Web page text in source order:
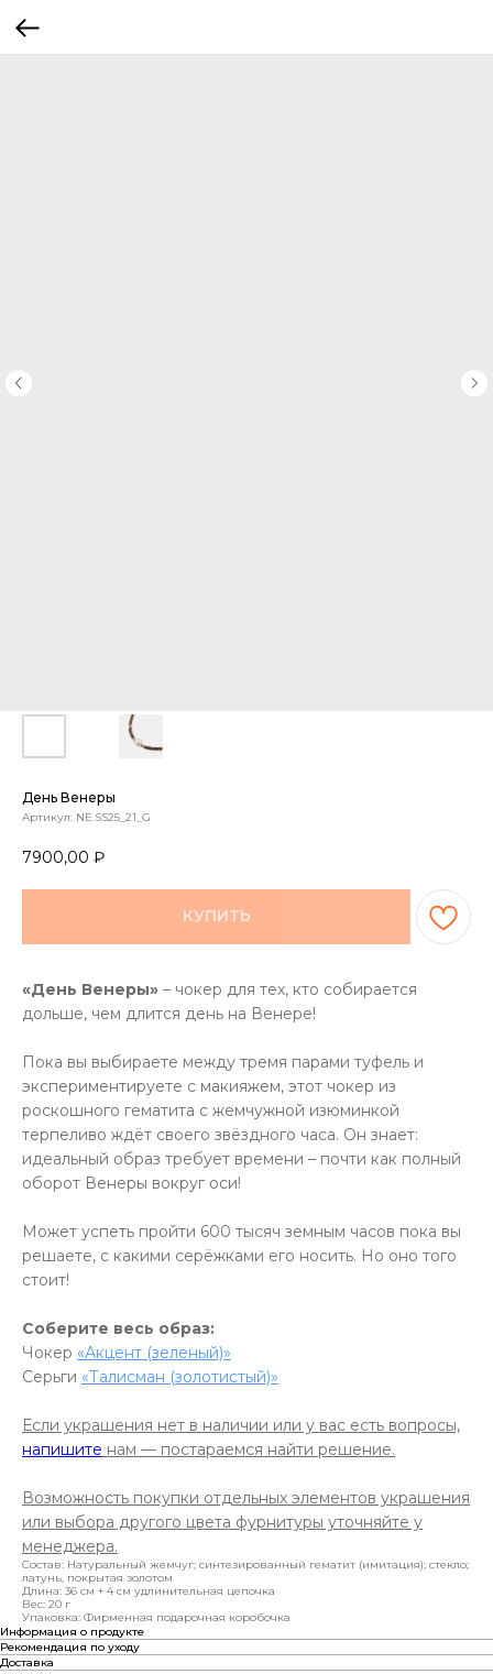
День Венеры
Артикул: NE.SS25_21_G
7900,00 ₽
КУПИТЬ
«День Венеры» – чокер для тех, кто собирается
дольше, чем длится день на Венере!
Пока вы выбираете между тремя парами туфель и
экспериментируете с макияжем, этот чокер из
роскошного гематита с жемчужной изюминкой
терпеливо ждёт своего звёздного часа. Он знает:
идеальный образ требует времени – почти как полный
оборот Венеры вокруг оси!
Может успеть пройти 600 тысяч земным часов пока вы
решаете, с какими серёжками его носить. Но оно того
стоит!
Соберите весь образ:
Чокер «Акцент (зеленый)»
Серьги «Талисман (золотистый)»
Если украшения нет в наличии или у вас есть вопросы,
напишите нам — постараемся найти решение.
Возможность покупки отдельных элементов украшения
или выбора другого цвета фурнитуры уточняйте у
менеджера.
Состав: Натуральный жемчуг; синтезированный гематит (имитация); стекло;
латунь, покрытая золотом
Длина: 36 см + 4 см удлинительная цепочка
Вес: 20 г
Упаковка: Фирменная подарочная коробочка
Информация о продукте
Рекомендация по уходу
Доставка